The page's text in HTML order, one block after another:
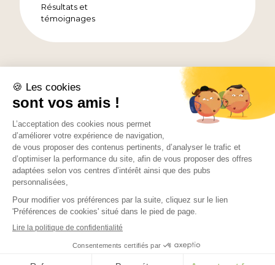
Résultats et
témoignages
Mentions légales et confidentialité
Conditions générales de vente
Devenir affilié